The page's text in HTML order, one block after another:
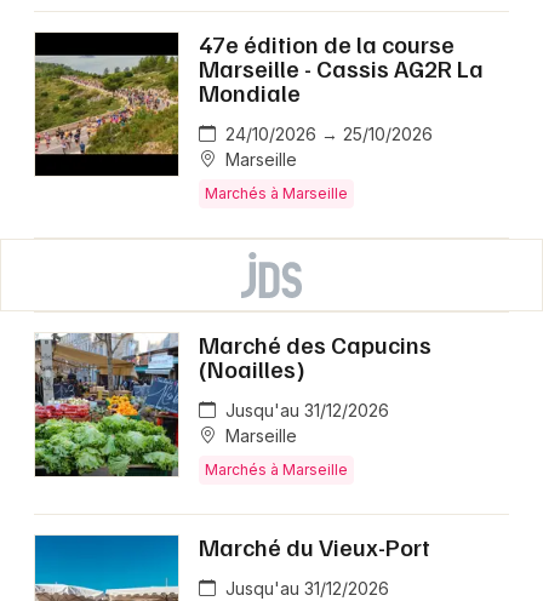
47e édition de la course
Marseille - Cassis AG2R La
Mondiale
24/10/2026 → 25/10/2026
Marseille
Marchés à Marseille
Marché des Capucins
(Noailles)
Jusqu'au 31/12/2026
Marseille
Marchés à Marseille
Marché du Vieux-Port
Jusqu'au 31/12/2026